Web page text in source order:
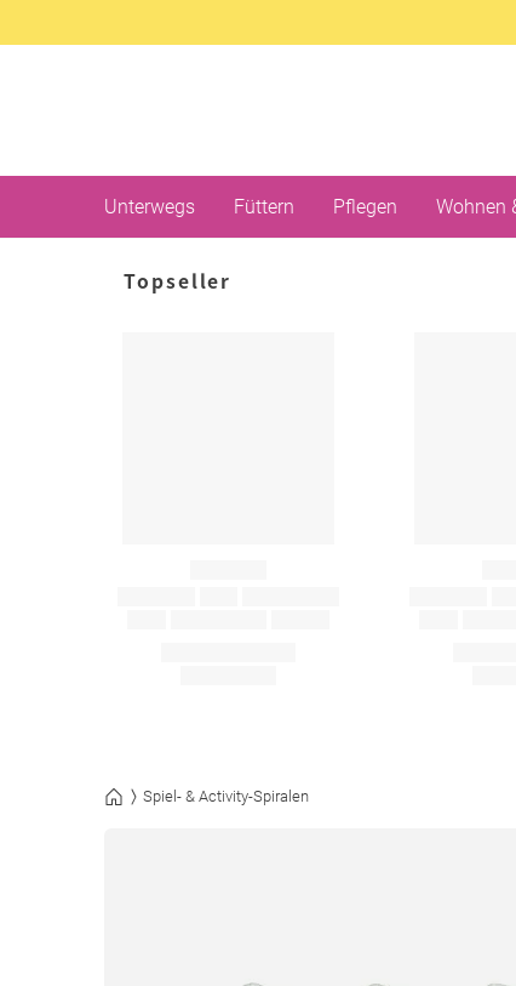
Unterwegs Füttern Pflegen Wohnen
Topseller
Spiel- & Activity-Spiralen